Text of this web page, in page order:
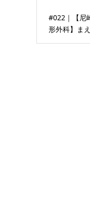
#022｜【尼
形外科】ま